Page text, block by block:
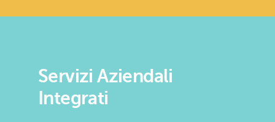
Servizi Aziendali
Integrati